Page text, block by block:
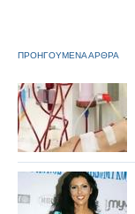
ΠΡΟΗΓΟΥΜΕΝΑ ΑΡΘΡΑ